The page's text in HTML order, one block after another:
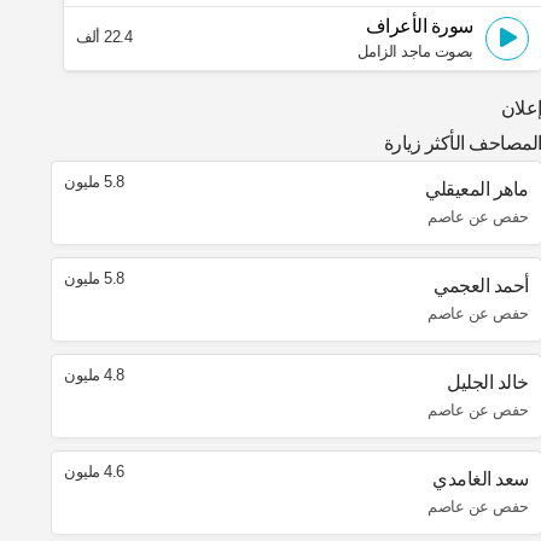
سورة الأعراف
بصوت ماجد الزامل
22.4 ألف
إعلان
المصاحف الأكثر زيارة
ماهر المعيقلي
حفص عن عاصم
5.8 مليون
أحمد العجمي
حفص عن عاصم
5.8 مليون
خالد الجليل
حفص عن عاصم
4.8 مليون
سعد الغامدي
حفص عن عاصم
4.6 مليون